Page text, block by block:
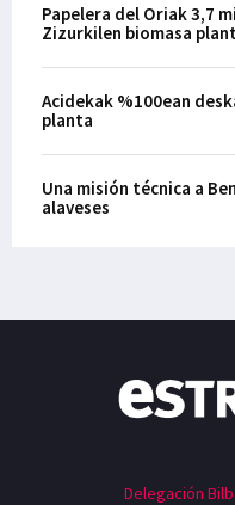
Papelera del Oriak 3,7
Zizurkilen biomasa
Acidekak %100ean
planta
Una misión técnica a
alaveses
Delegación